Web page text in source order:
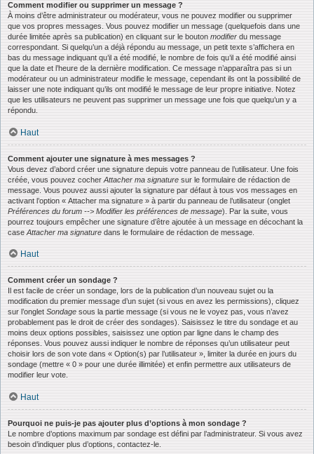
Comment modifier ou supprimer un message ?
À moins d’être administrateur ou modérateur, vous ne pouvez modifier ou supprimer
que vos propres messages. Vous pouvez modifier un message (quelquefois dans une
durée limitée après sa publication) en cliquant sur le bouton modifier du message
correspondant. Si quelqu’un a déjà répondu au message, un petit texte s’affichera en
bas du message indiquant qu’il a été modifié, le nombre de fois qu’il a été modifié ainsi
que la date et l’heure de la dernière modification. Ce message n’apparaîtra pas si un
modérateur ou un administrateur modifie le message, cependant ils ont la possibilité de
laisser une note indiquant qu’ils ont modifié le message de leur propre initiative. Notez
que les utilisateurs ne peuvent pas supprimer un message une fois que quelqu’un y a
répondu.
Haut
Comment ajouter une signature à mes messages ?
Vous devez d’abord créer une signature depuis votre panneau de l’utilisateur. Une fois
créée, vous pouvez cocher Attacher ma signature sur le formulaire de rédaction de
message. Vous pouvez aussi ajouter la signature par défaut à tous vos messages en
activant l’option « Attacher ma signature » à partir du panneau de l’utilisateur (onglet
Préférences du forum --> Modifier les préférences de message). Par la suite, vous
pourrez toujours empêcher une signature d’être ajoutée à un message en décochant la
case Attacher ma signature dans le formulaire de rédaction de message.
Haut
Comment créer un sondage ?
Il est facile de créer un sondage, lors de la publication d’un nouveau sujet ou la
modification du premier message d’un sujet (si vous en avez les permissions), cliquez
sur l’onglet Sondage sous la partie message (si vous ne le voyez pas, vous n’avez
probablement pas le droit de créer des sondages). Saisissez le titre du sondage et au
moins deux options possibles, saisissez une option par ligne dans le champ des
réponses. Vous pouvez aussi indiquer le nombre de réponses qu’un utilisateur peut
choisir lors de son vote dans « Option(s) par l’utilisateur », limiter la durée en jours du
sondage (mettre « 0 » pour une durée illimitée) et enfin permettre aux utilisateurs de
modifier leur vote.
Haut
Pourquoi ne puis-je pas ajouter plus d’options à mon sondage ?
Le nombre d’options maximum par sondage est défini par l’administrateur. Si vous avez
besoin d’indiquer plus d’options, contactez-le.